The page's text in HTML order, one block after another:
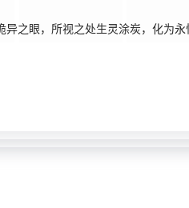
眼，所视之处生灵涂炭，化为永